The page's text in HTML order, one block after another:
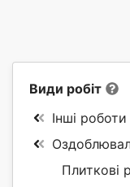
Види робіт
Інші роботи
Плиткові